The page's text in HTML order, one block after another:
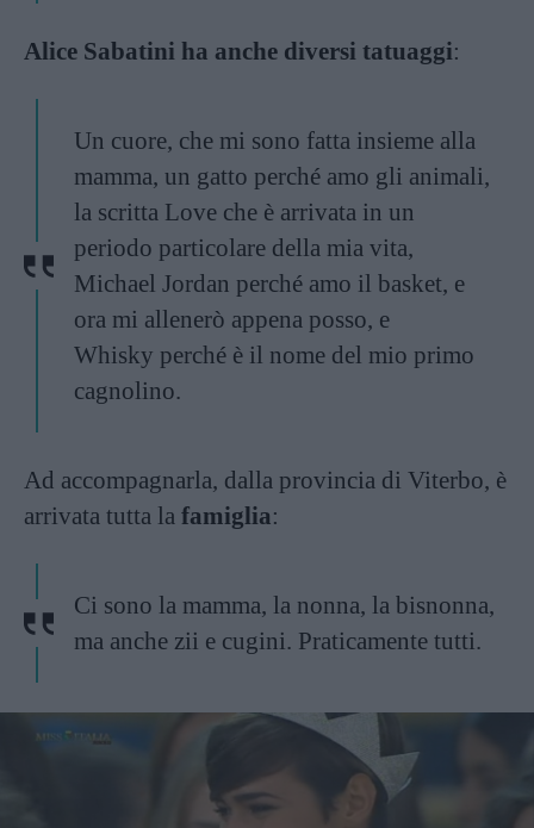
Alice Sabatini ha anche diversi tatuaggi:
Un cuore, che mi sono fatta insieme alla
mamma, un gatto perché amo gli animali,
la scritta Love che è arrivata in un
periodo particolare della mia vita,
Michael Jordan perché amo il basket, e
ora mi allenerò appena posso, e
Whisky perché è il nome del mio primo
cagnolino.
Ad accompagnarla, dalla provincia di Viterbo, è
arrivata tutta la famiglia:
Ci sono la mamma, la nonna, la bisnonna,
ma anche zii e cugini. Praticamente tutti.